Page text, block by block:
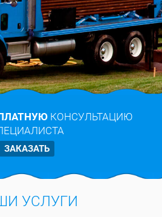
КОНСУЛЬТАЦИЮ
ЗАКАЗАТЬ
УСЛУГИ